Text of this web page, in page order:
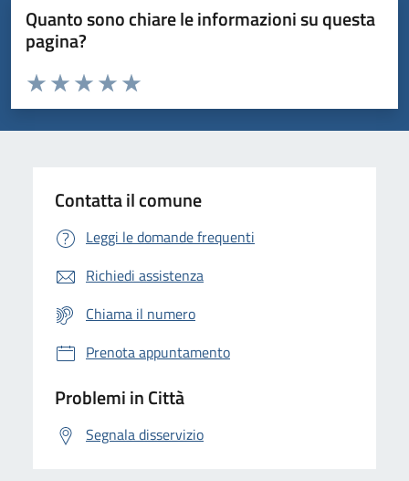
Quanto sono chiare le informazioni su questa
pagina?
Domanda
Valuta da 1 a 5 stelle la pagina
Valuta 5 stelle su 5
Valuta 4 stelle su 5
Valuta 3 stelle su 5
Valuta 2 stelle su 5
Valuta 1 stelle su 5
Contatta il comune
Leggi le domande frequenti
Richiedi assistenza
Chiama il numero
Prenota appuntamento
Problemi in Città
Segnala disservizio